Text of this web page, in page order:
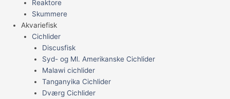
Reaktore
Skummere
Akvariefisk
Cichlider
Discusfisk
Syd- og Ml. Amerikanske Cichlider
Malawi cichlider
Tanganyika Cichlider
Dværg Cichlider